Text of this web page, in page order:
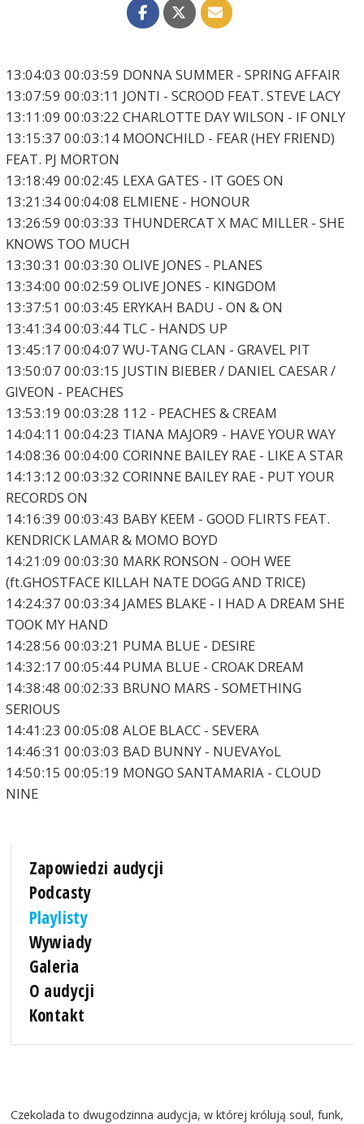
13:04:03 00:03:59 DONNA SUMMER - SPRING AFFAIR
13:07:59 00:03:11 JONTI - SCROOD FEAT. STEVE LACY
13:11:09 00:03:22 CHARLOTTE DAY WILSON - IF ONLY
13:15:37 00:03:14 MOONCHILD - FEAR (HEY FRIEND)
FEAT. PJ MORTON
13:18:49 00:02:45 LEXA GATES - IT GOES ON
13:21:34 00:04:08 ELMIENE - HONOUR
13:26:59 00:03:33 THUNDERCAT X MAC MILLER - SHE
KNOWS TOO MUCH
13:30:31 00:03:30 OLIVE JONES - PLANES
13:34:00 00:02:59 OLIVE JONES - KINGDOM
13:37:51 00:03:45 ERYKAH BADU - ON & ON
13:41:34 00:03:44 TLC - HANDS UP
13:45:17 00:04:07 WU-TANG CLAN - GRAVEL PIT
13:50:07 00:03:15 JUSTIN BIEBER / DANIEL CAESAR /
GIVEON - PEACHES
13:53:19 00:03:28 112 - PEACHES & CREAM
14:04:11 00:04:23 TIANA MAJOR9 - HAVE YOUR WAY
14:08:36 00:04:00 CORINNE BAILEY RAE - LIKE A STAR
14:13:12 00:03:32 CORINNE BAILEY RAE - PUT YOUR
RECORDS ON
14:16:39 00:03:43 BABY KEEM - GOOD FLIRTS FEAT.
KENDRICK LAMAR & MOMO BOYD
14:21:09 00:03:30 MARK RONSON - OOH WEE
(ft.GHOSTFACE KILLAH NATE DOGG AND TRICE)
14:24:37 00:03:34 JAMES BLAKE - I HAD A DREAM SHE
TOOK MY HAND
14:28:56 00:03:21 PUMA BLUE - DESIRE
14:32:17 00:05:44 PUMA BLUE - CROAK DREAM
14:38:48 00:02:33 BRUNO MARS - SOMETHING
SERIOUS
14:41:23 00:05:08 ALOE BLACC - SEVERA
14:46:31 00:03:03 BAD BUNNY - NUEVAYoL
14:50:15 00:05:19 MONGO SANTAMARIA - CLOUD
NINE
Zapowiedzi audycji
Podcasty
Playlisty
Wywiady
Galeria
O audycji
Kontakt
Czekolada to dwugodzinna audycja, w której królują soul, funk,